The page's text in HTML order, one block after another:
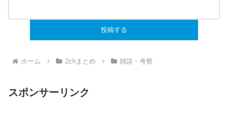
ホーム 2chまとめ 雑談・考察
スポンサーリンク